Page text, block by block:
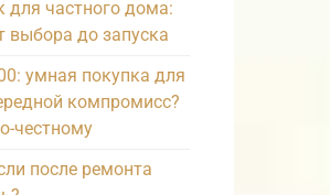
для частного дома:
выбора до запуска
умная покупка для
компромисс?
честному
после ремонта